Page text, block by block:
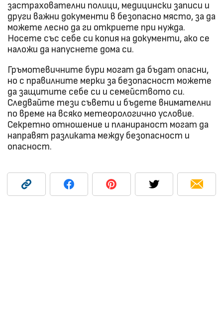
застрахователни полици, медицински записи и
други важни документи в безопасно място, за да
можете лесно да ги откриете при нужда.
Носете със себе си копия на документи, ако се
наложи да напуснете дома си.
Гръмотевичните бури могат да бъдат опасни,
но с правилните мерки за безопасност можете
да защитите себе си и семейството си.
Следвайте тези съвети и бъдете внимателни
по време на всяко метеорологично условие.
Секретно отношение и планираност могат да
направят разликата между безопасност и
опасност.